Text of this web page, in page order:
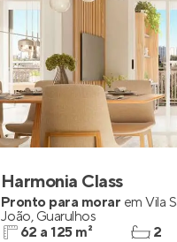
Harmonia Class
Pronto para morar em Vila
João, Guarulhos
62 a 125 m²
2